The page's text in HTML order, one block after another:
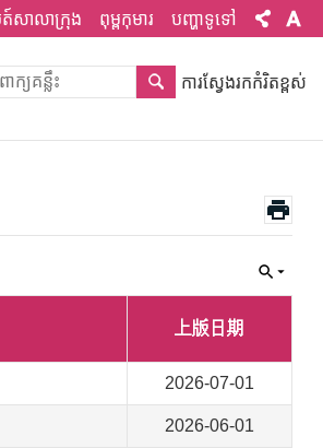
សាលាក្រុង ពុម្ពកុមារ បញ្ហាទូទៅ
ការស្វែងរកកំរិតខ្ពស់
上版日期
2026-07-01
2026-06-01